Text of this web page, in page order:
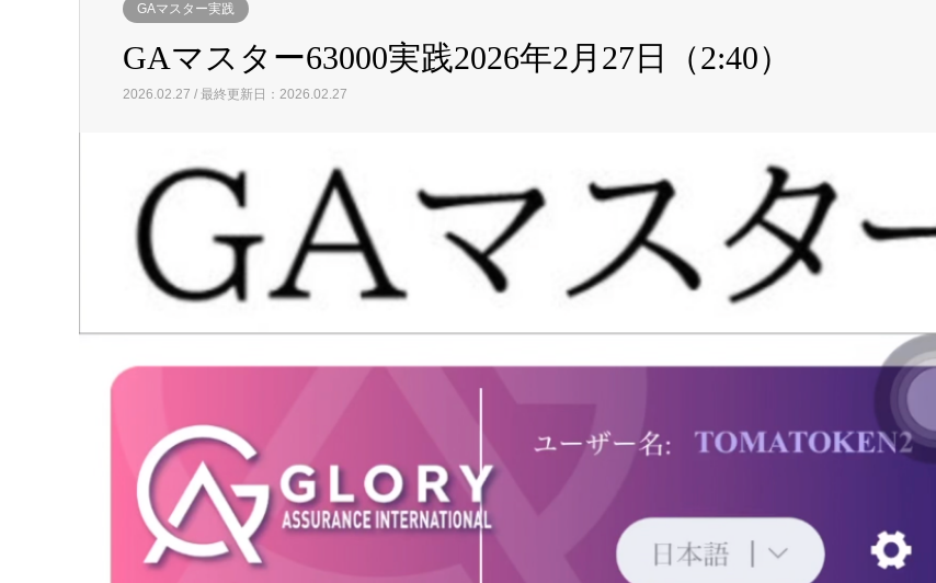
GAマスター実践
GAマスター63000実践2026年2月27日（2:40）
2026.02.27 / 最終更新日：2026.02.27